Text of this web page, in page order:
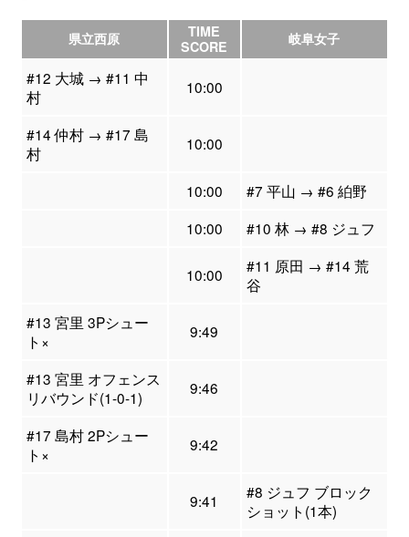
県立西原
TIME
SCORE
岐阜女子
#12 大城 → #11 中
村
10:00
#14 仲村 → #17 島
村
10:00
10:00
#7 平山 → #6 絈野
10:00
#10 林 → #8 ジュフ
10:00
#11 原田 → #14 荒
谷
#13 宮里 3Pシュー
ト×
9:49
#13 宮里 オフェンス
リバウンド(1-0-1)
9:46
#17 島村 2Pシュー
ト×
9:42
9:41
#8 ジュフ ブロック
ショット(1本)